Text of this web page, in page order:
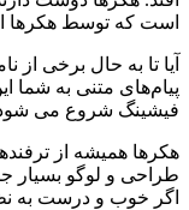
است که توسط هکرها
آیا تا به حال برخی
فیشینگ شروع می شود.
هکرها همیشه از
طراحی و لوگو بسیار
اگر خوب و درست به